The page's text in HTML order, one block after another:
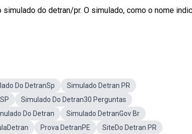
do detran/pr. O simulado, como o nome
Do DetranSp
Simulado Detran PR
Simulado Do Detran30 Perguntas
Do Detran
Simulado DetranGov Br
Prova DetranPE
SiteDo Detran PR